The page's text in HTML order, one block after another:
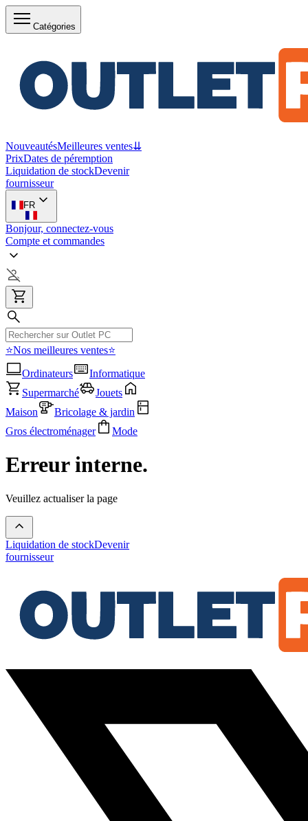
Catégories
NouveautésMeilleures ventes⇊
PrixDates de péremption
Liquidation de stockDevenir
fournisseur
FR
Bonjour, connectez-vous
Compte et commandes
⭐Nos meilleures ventes⭐
Ordinateurs
Informatique
Supermarché
Jouets
Maison
Bricolage & jardin
Gros électroménager
Mode
Erreur interne.
Veuillez actualiser la page
Liquidation de stockDevenir
fournisseur